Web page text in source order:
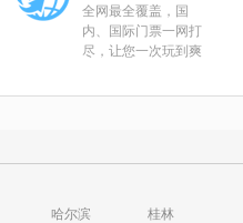
全网最全覆盖，国
内、国际门票一网打
尽，让您一次玩到爽
哈尔滨 桂林